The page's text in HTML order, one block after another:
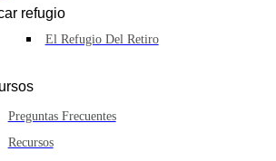
refugio
El Refugio Del Retiro
Preguntas Frecuentes
Recursos